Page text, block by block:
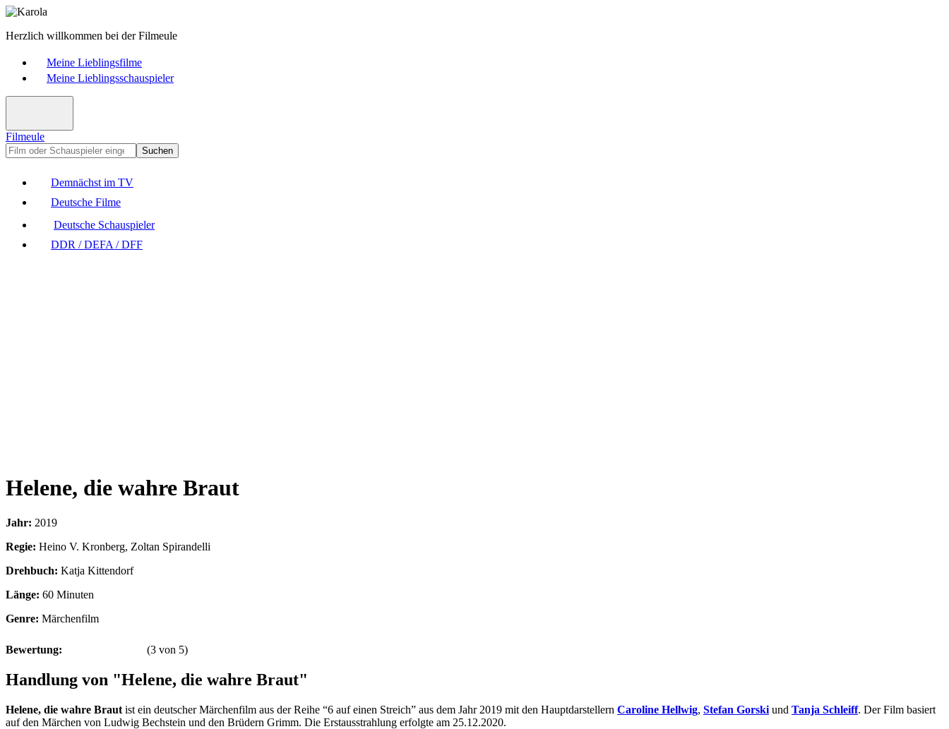
Herzlich willkommen bei der Filmeule
Meine Lieblingsfilme
Meine Lieblingsschauspieler
Filmeule
Suchen
Demnächst im TV
Deutsche Filme
Deutsche Schauspieler
DDR / DEFA / DFF
Helene, die wahre Braut
Jahr: 2019
Regie: Heino V. Kronberg, Zoltan Spirandelli
Drehbuch: Katja Kittendorf
Länge: 60 Minuten
Genre: Märchenfilm
Bewertung: (3 von 5)
Handlung von "Helene, die wahre Braut"
Helene, die wahre Braut ist ein deutscher Märchenfilm aus der Reihe “6 auf einen Streich” aus dem Jahr 2019 mit den Hauptdarstellern Caroline Hellwig, Stefan Gorski und Tanja Schleiff. Der Film basiert
auf den Märchen von Ludwig Bechstein und den Brüdern Grimm. Die Erstausstrahlung erfolgte am 25.12.2020.